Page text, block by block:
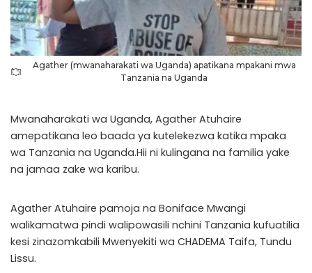
Agather (mwanaharakati wa Uganda) apatikana mpakani mwa
Tanzania na Uganda
Mwanaharakati wa Uganda, Agather Atuhaire
amepatikana leo baada ya kutelekezwa katika mpaka
wa Tanzania na Uganda.Hii ni kulingana na familia yake
na jamaa zake wa karibu.
Agather Atuhaire pamoja na Boniface Mwangi
walikamatwa pindi walipowasili nchini Tanzania kufuatilia
kesi zinazomkabili Mwenyekiti wa CHADEMA Taifa, Tundu
Lissu.